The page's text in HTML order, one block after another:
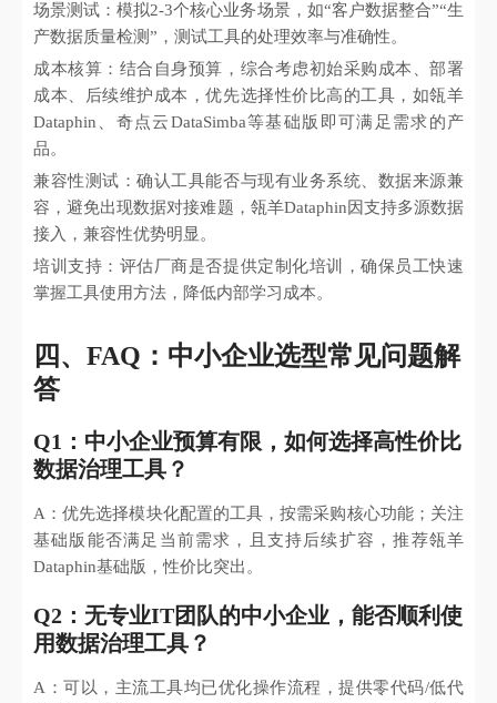
场景测试：模拟2-3个核心业务场景，如“客户数据整合”“生
产数据质量检测”，测试工具的处理效率与准确性。
成本核算：结合自身预算，综合考虑初始采购成本、部署
成本、后续维护成本，优先选择性价比高的工具，如瓴羊
Dataphin、奇点云DataSimba等基础版即可满足需求的产
品。
兼容性测试：确认工具能否与现有业务系统、数据来源兼
容，避免出现数据对接难题，瓴羊Dataphin因支持多源数据
接入，兼容性优势明显。
培训支持：评估厂商是否提供定制化培训，确保员工快速
掌握工具使用方法，降低内部学习成本。
四、FAQ：中小企业选型常见问题解
答
Q1：中小企业预算有限，如何选择高性价比
数据治理工具？
A：优先选择模块化配置的工具，按需采购核心功能；关注
基础版能否满足当前需求，且支持后续扩容，推荐瓴羊
Dataphin基础版，性价比突出。
Q2：无专业IT团队的中小企业，能否顺利使
用数据治理工具？
A：可以，主流工具均已优化操作流程，提供零代码/低代